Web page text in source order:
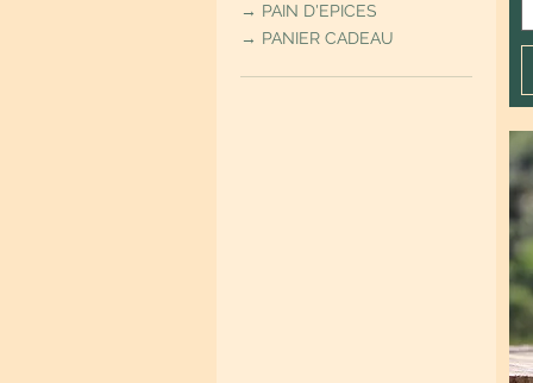
→ PAIN D'EPICES
→ PANIER CADEAU